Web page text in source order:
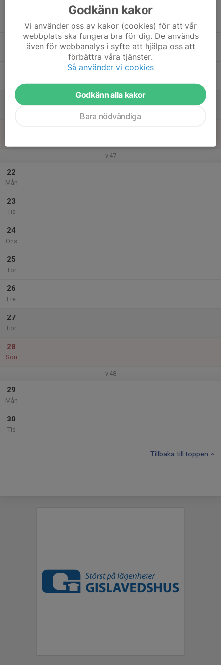
20
v.47
22
Mån
23
Tis
24
Ons
25
Tor
26
Fre
27
Lör
28
Sön
v.48
29
Mån
30
Tis
Tillbaka till toppen
Godkänn kakor
Vi använder oss av kakor (cookies) för att vår
webbplats ska fungera bra för dig. De används
även för webbanalys i syfte att hjälpa oss att
förbättra våra tjänster.
Så använder vi cookies
Godkänn alla kakor
Bara nödvändiga